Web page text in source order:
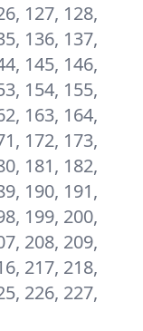
127, 128,
136, 137,
145, 146,
154, 155,
163, 164,
172, 173,
181, 182,
190, 191,
199, 200,
208, 209,
217, 218,
226, 227,